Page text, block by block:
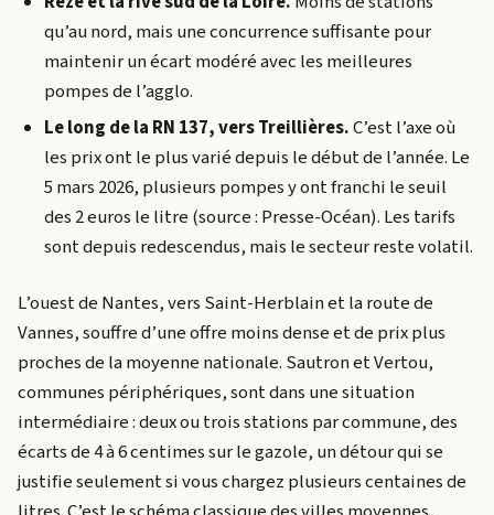
qu’au nord, mais une concurrence suffisante pour
maintenir un écart modéré avec les meilleures
pompes de l’agglo.
Le long de la RN 137, vers Treillières.C’est l’axe où
les prix ont le plus varié depuis le début de l’année. Le
5 mars 2026, plusieurs pompes y ont franchi le seuil
des 2 euros le litre (source : Presse-Océan). Les tarifs
sont depuis redescendus, mais le secteur reste volatil.
L’ouest de Nantes, vers Saint-Herblain et la route de
Vannes, souffre d’une offre moins dense et de prix plus
proches de la moyenne nationale. Sautron et Vertou,
communes périphériques, sont dans une situation
intermédiaire : deux ou trois stations par commune, des
écarts de 4 à 6 centimes sur le gazole, un détour qui se
justifie seulement si vous chargez plusieurs centaines de